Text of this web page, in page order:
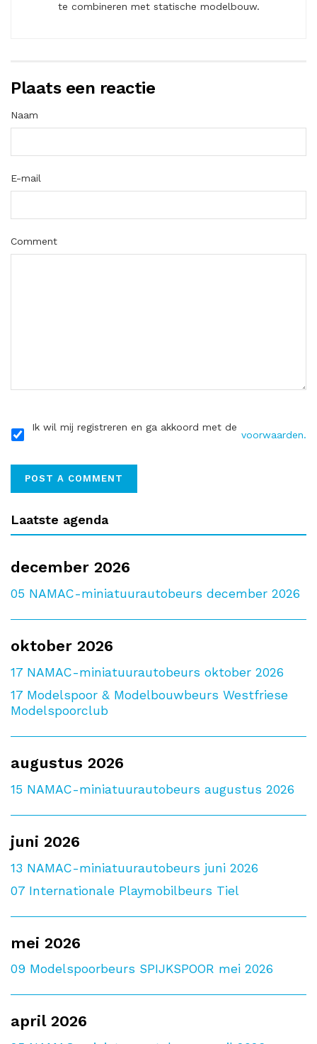
te combineren met statische modelbouw.
Plaats een reactie
Naam
E-mail
Comment
Ik wil mij registreren en ga akkoord met de
voorwaarden.
Laatste agenda
december 2026
05 NAMAC-miniatuurautobeurs december 2026
oktober 2026
17 NAMAC-miniatuurautobeurs oktober 2026
17 Modelspoor & Modelbouwbeurs Westfriese
Modelspoorclub
augustus 2026
15 NAMAC-miniatuurautobeurs augustus 2026
juni 2026
13 NAMAC-miniatuurautobeurs juni 2026
07 Internationale Playmobilbeurs Tiel
mei 2026
09 Modelspoorbeurs SPIJKSPOOR mei 2026
april 2026